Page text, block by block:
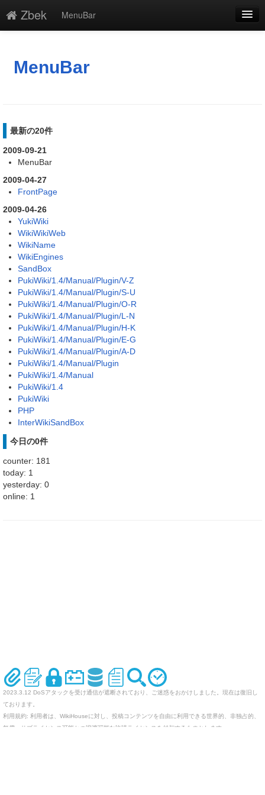
Zbek
MenuBar
添付
最終更新
一覧
単語検索
MenuBar
最新の20件
2009-09-21
MenuBar
2009-04-27
FrontPage
2009-04-26
YukiWiki
WikiWikiWeb
WikiName
WikiEngines
SandBox
PukiWiki/1.4/Manual/Plugin/V-Z
PukiWiki/1.4/Manual/Plugin/S-U
PukiWiki/1.4/Manual/Plugin/O-R
PukiWiki/1.4/Manual/Plugin/L-N
PukiWiki/1.4/Manual/Plugin/H-K
PukiWiki/1.4/Manual/Plugin/E-G
PukiWiki/1.4/Manual/Plugin/A-D
PukiWiki/1.4/Manual/Plugin
PukiWiki/1.4/Manual
PukiWiki/1.4
PukiWiki
PHP
InterWikiSandBox
今日の0件
counter: 181
today: 1
yesterday: 0
online: 1
2023.3.12 DoSアタックを受け通信が遮断されており、ご迷惑をおかけしました。現在は復旧し
ております。
利用規約: 利用者は、WikiHouseに対し、投稿コンテンツを自由に利用できる世界的、非独占的、
無償、サブライセンス可能かつ譲渡可能な許諾ライセンスを付与するものとします。